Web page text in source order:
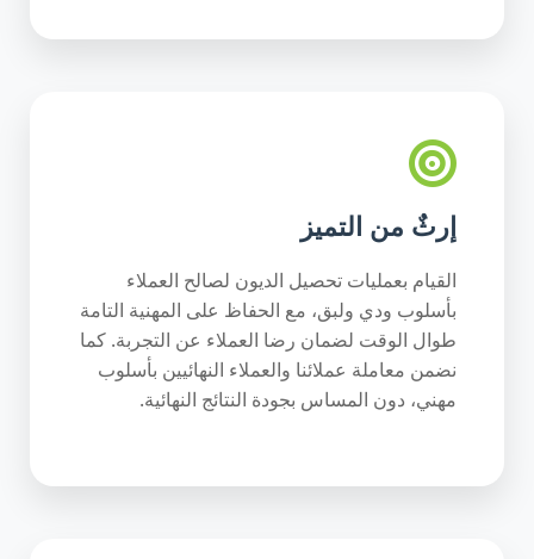
إرثٌ من التميز
القيام بعمليات تحصيل الديون لصالح العملاء
بأسلوب ودي ولبق، مع الحفاظ على المهنية التامة
طوال الوقت لضمان رضا العملاء عن التجربة. كما
نضمن معاملة عملائنا والعملاء النهائيين بأسلوب
مهني، دون المساس بجودة النتائج النهائية.